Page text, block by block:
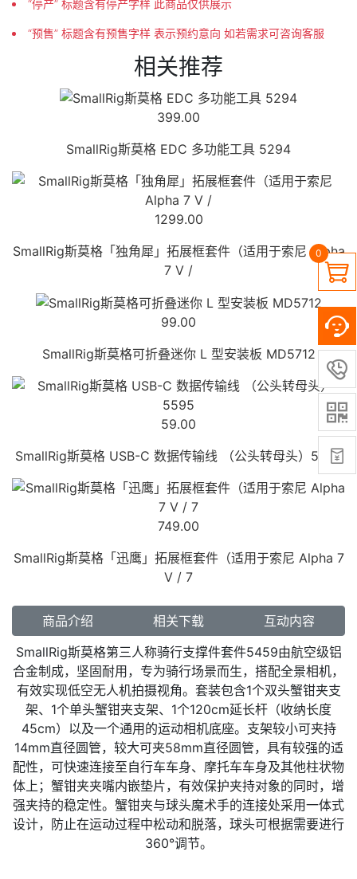

0



“停产” 标题含有停产字样 此商品仅供展示
“预售” 标题含有预售字样 表示预约意向 如若需求可咨询客服
相关推荐
399.00
SmallRig斯莫格 EDC 多功能工具 5294
1299.00
SmallRig斯莫格「独角犀」拓展框套件（适用于索尼 Alpha
7 V /
99.00
SmallRig斯莫格可折叠迷你 L 型安装板 MD5712
59.00
SmallRig斯莫格 USB-C 数据传输线 （公头转母头）5595
749.00
SmallRig斯莫格「迅鹰」拓展框套件（适用于索尼 Alpha 7
V / 7
商品介绍 相关下载
互动内容
SmallRig斯莫格第三人称骑行支撑件套件5459由航空级铝
合金制成，坚固耐用，专为骑行场景而生，搭配全景相机，
有效实现低空无人机拍摄视角。套装包含1个双头蟹钳夹支
架、1个单头蟹钳夹支架、1个120cm延长杆（收纳长度
45cm）以及一个通用的运动相机底座。支架较小可夹持
14mm直径圆管，较大可夹58mm直径圆管，具有较强的适
配性，可快速连接至自行车车身、摩托车车身及其他柱状物
体上；蟹钳夹夹嘴内嵌垫片，有效保护夹持对象的同时，增
强夹持的稳定性。蟹钳夹与球头魔术手的连接处采用一体式
设计，防止在运动过程中松动和脱落，球头可根据需要进行
360°调节。